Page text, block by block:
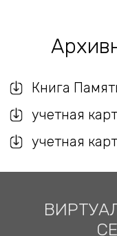
Книга
учетная
учетная